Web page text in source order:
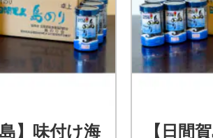
島】味付け海 【日間